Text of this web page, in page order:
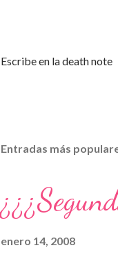
P
a
n
c
m
Escribe en la death note
Entradas más
enero 14, 2008